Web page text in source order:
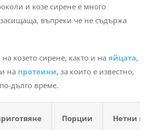
и козе сирене е много
въпреки че не съдържа
козето сирене, както и на яйцата,
на протеини, за които е известно,
дълго време.
яне Порции Нетни